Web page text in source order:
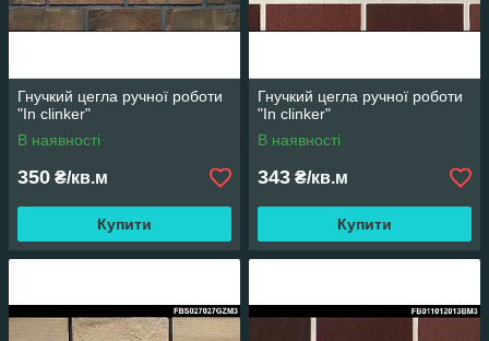
Гнучкий цегла ручної роботи
"In clinker"
В наявності
350 ₴/кв.м
Купити
Гнучкий цегла ручної роботи
"In clinker"
В наявності
343 ₴/кв.м
Купити